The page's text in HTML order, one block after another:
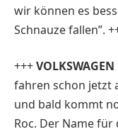
wir können es
Schnauze fallen”.
+++VOLKSWAGEN
fahren schon jetzt
und bald kommt
Roc. Der Name für